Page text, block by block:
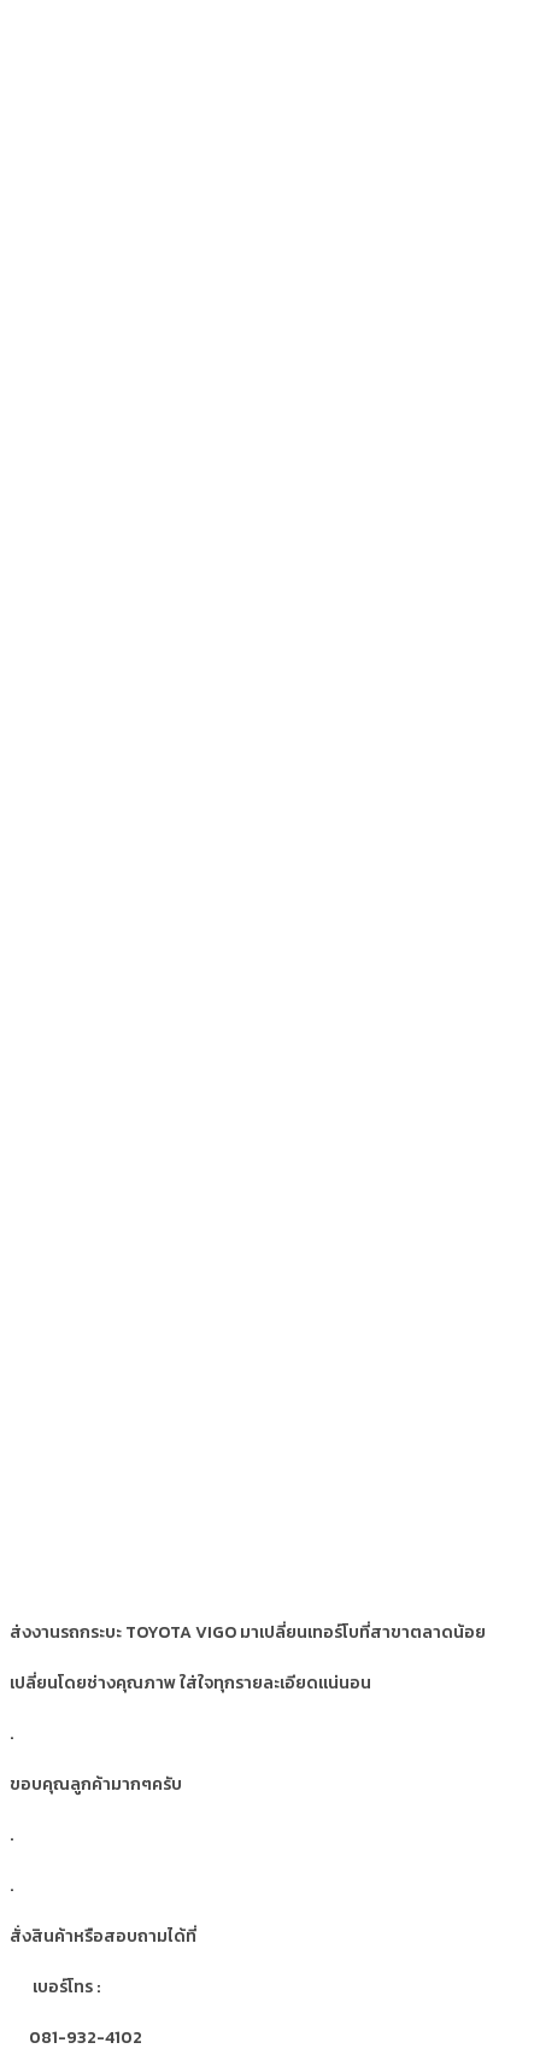
ส่งงานรถกระบะ TOYOTA VIGO มาเปลี่ยนเทอร์โบที่สาขาตลาดน้อย
เปลี่ยนโดยช่างคุณภาพ ใส่ใจทุกรายละเอียดแน่นอน
.
ขอบคุณลูกค้ามากๆครับ
.
.
สั่งสินค้าหรือสอบถามได้ที่
เบอร์โทร :
081-932-4102